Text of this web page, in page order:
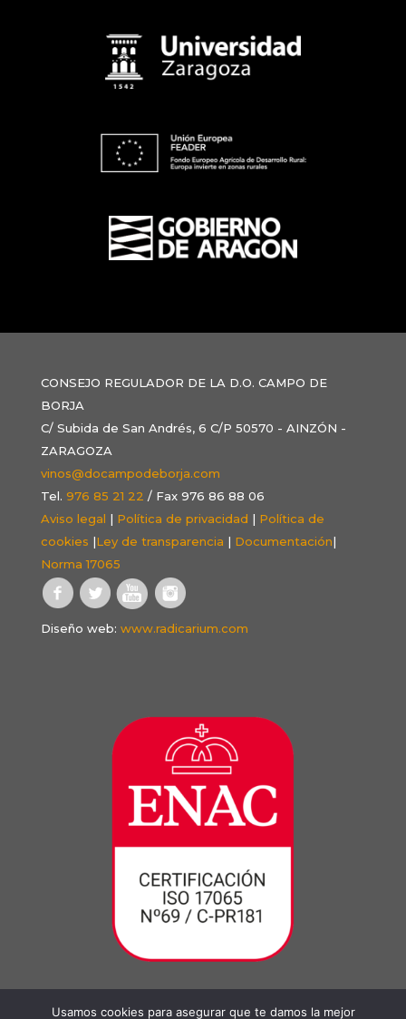
CONSEJO REGULADOR DE LA D.O. CAMPO DE
BORJA
C/ Subida de San Andrés, 6 C/P 50570 - AINZÓN -
ZARAGOZA
vinos@docampodeborja.com
Tel. 976 85 21 22 / Fax 976 86 88 06
Aviso legal | Política de privacidad | Política de
cookies |Ley de transparencia | Documentación|
Norma 17065
Diseño web: www.radicarium.com
Usamos cookies para asegurar que te damos la mejor